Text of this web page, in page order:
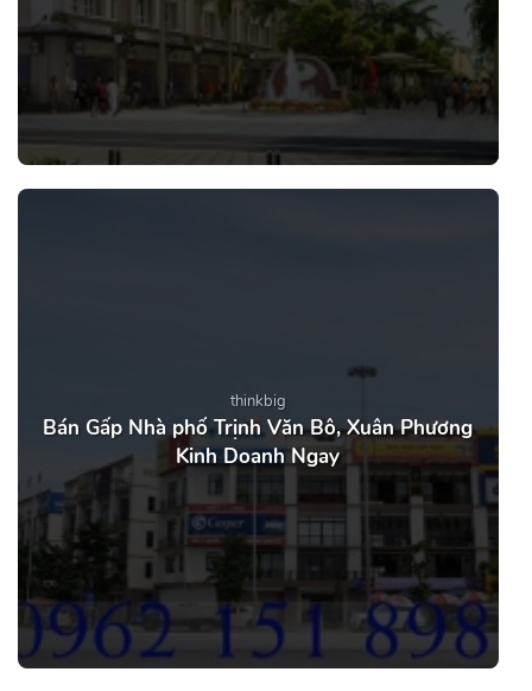
thinkbig
Bán Gấp Nhà phố Trịnh Văn Bô, Xuân Phương
Kinh Doanh Ngay